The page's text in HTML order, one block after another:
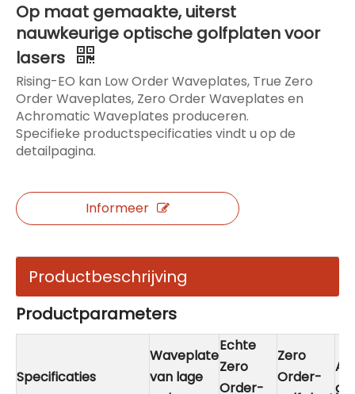
Op maat gemaakte, uiterst
nauwkeurige optische golfplaten voor
lasers
Rising-EO kan Low Order Waveplates, True Zero
Order Waveplates, Zero Order Waveplates en
Achromatic Waveplates produceren.
Specifieke productspecificaties vindt u op de
detailpagina.
Informeer
Productbeschrijving
Productparameters
Specificaties
Waveplate
van lage
Echte
Zero
Order-
Zero
Order-